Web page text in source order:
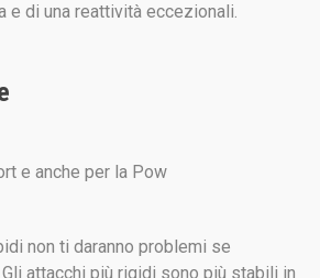
e di una reattività eccezionali.
e anche per la Pow
non ti daranno problemi se
attacchi più rigidi sono più stabili in